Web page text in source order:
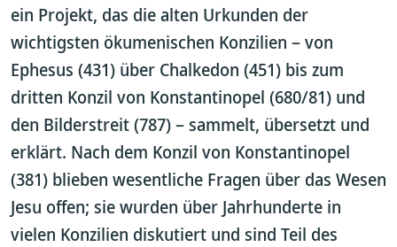
ein Projekt, das die alten Urkunden der
wichtigsten ökumenischen Konzilien – von
Ephesus (431) über Chalkedon (451) bis zum
dritten Konzil von Konstantinopel (680/81) und
den Bilderstreit (787) – sammelt, übersetzt und
erklärt. Nach dem Konzil von Konstantinopel
(381) blieben wesentliche Fragen über das Wesen
Jesu offen; sie wurden über Jahrhunderte in
vielen Konzilien diskutiert und sind Teil des